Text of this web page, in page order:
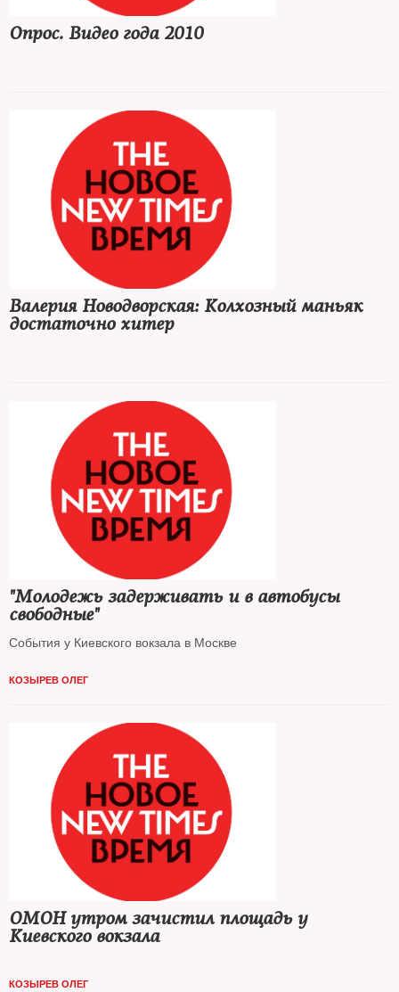
Опрос. Видео года 2010
Валерия Новодворская: Колхозный маньяк
достаточно хитер
"Молодежь задерживать и в автобусы
свободные"
События у Киевского вокзала в Москве
КОЗЫРЕВ ОЛЕГ
ОМОН утром зачистил площадь у
Киевского вокзала
КОЗЫРЕВ ОЛЕГ